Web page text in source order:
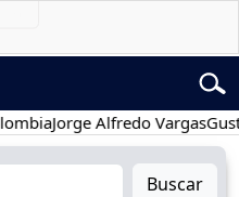
Jorge Alfredo VargasGustavo
Buscar